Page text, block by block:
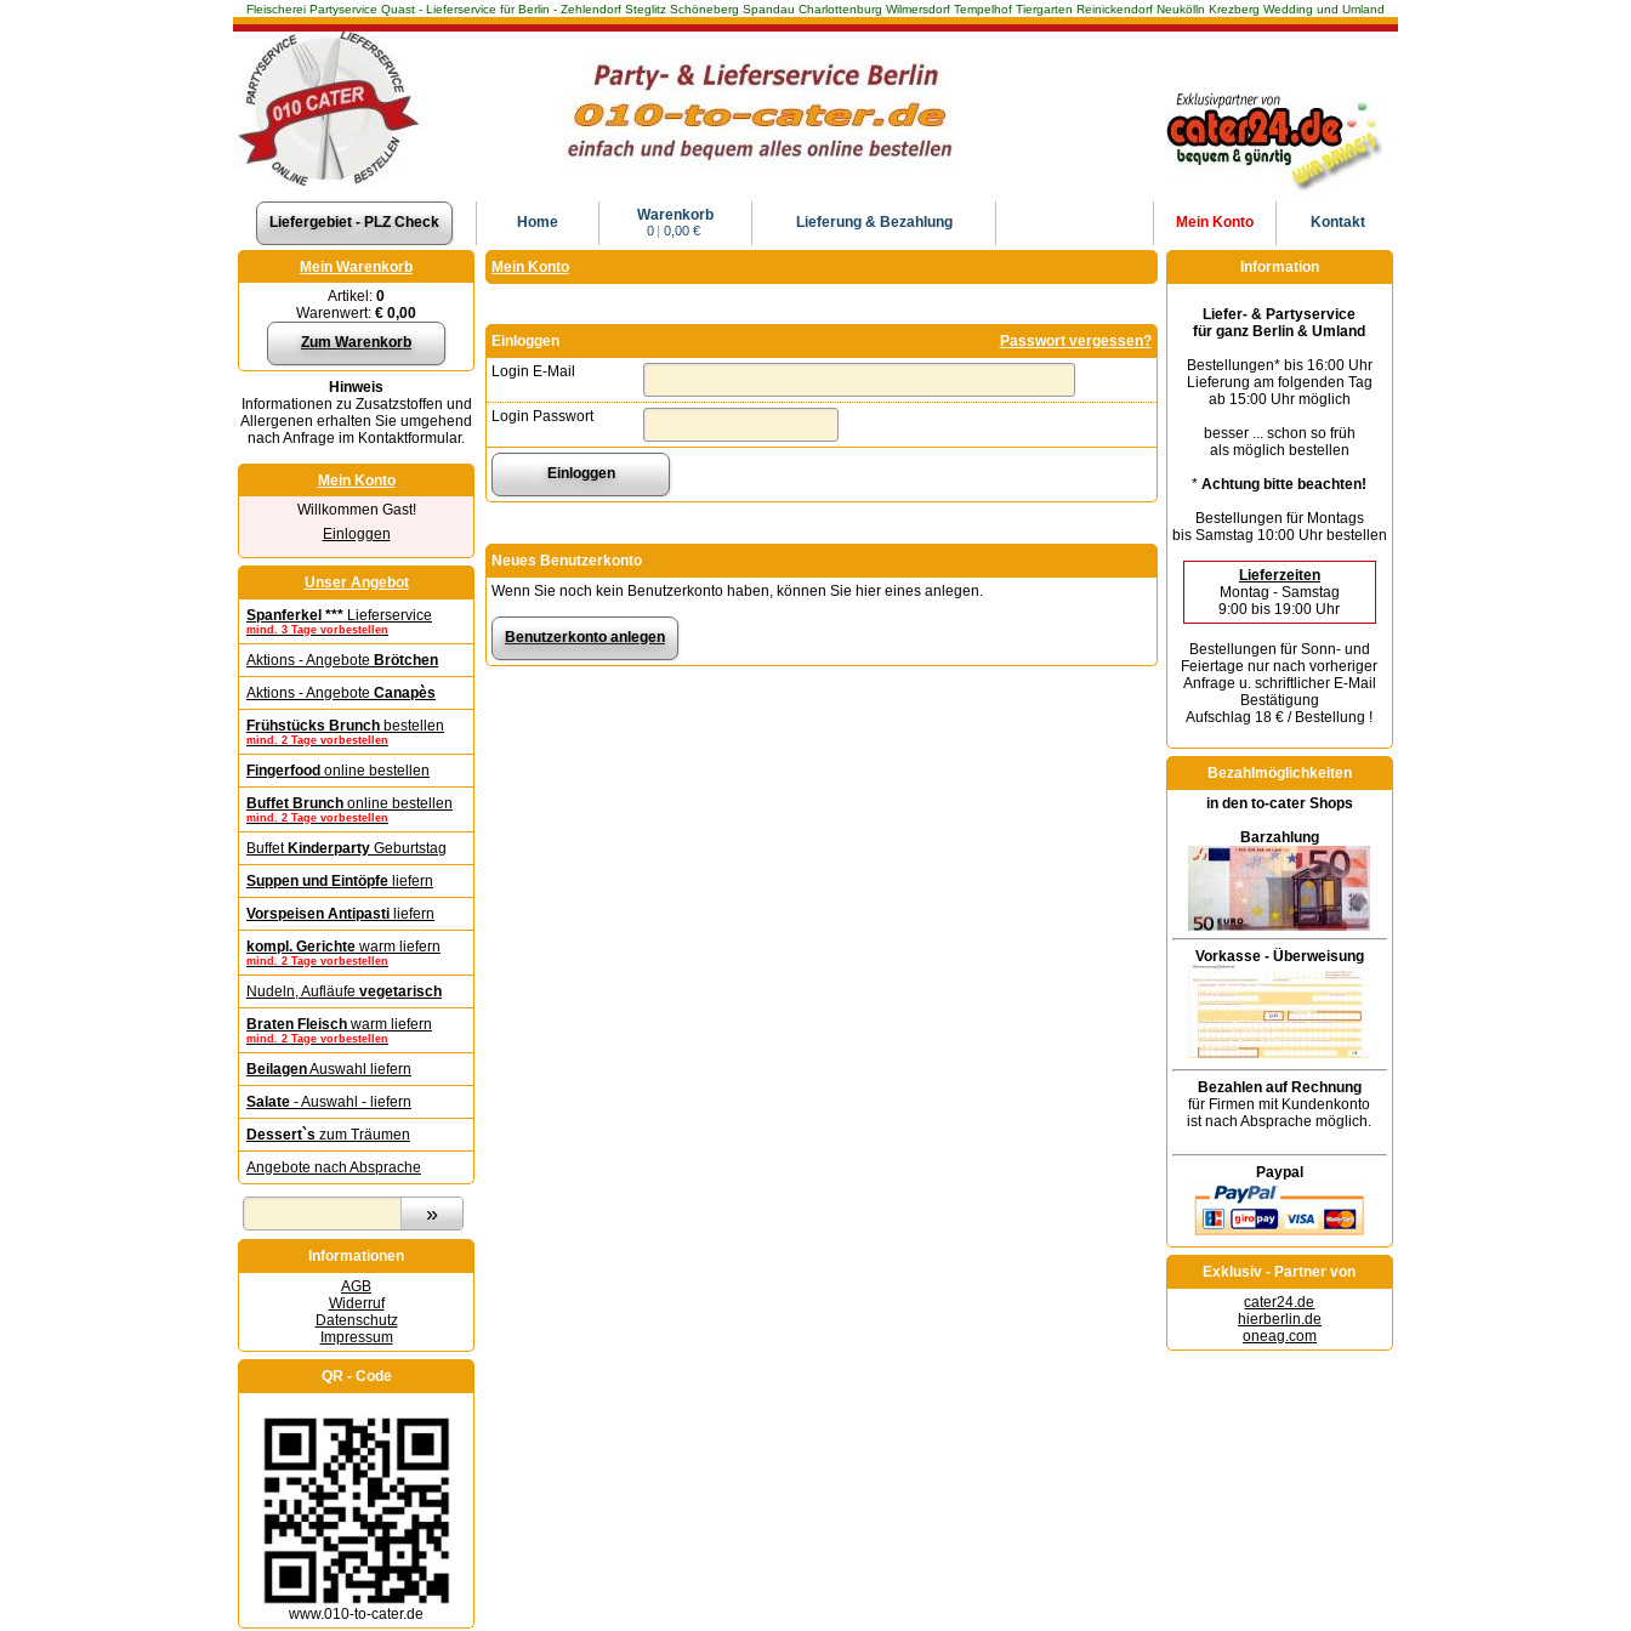
Fleischerei Partyservice Quast - Lieferservice für Berlin - Zehlendorf Steglitz Schöneberg Spandau Charlottenburg Wilmersdorf Tempelhof Tiergarten Reinickendorf Neukölln Krezberg Wedding und Umland
Liefergebiet - PLZ Check Home Warenkorb
0 | 0,00 € Lieferung & Bezahlung Kontakt
Mein Konto
Mein Warenkorb
Artikel: 0
Warenwert: € 0,00
Zum Warenkorb
Hinweis
Informationen zu Zusatzstoffen und
Allergenen erhalten Sie umgehend
nach Anfrage im Kontaktformular.
Mein Konto
Willkommen Gast!
Einloggen
Unser Angebot
Spanferkel *** Lieferservice
mind. 3 Tage vorbestellen
Aktions - Angebote Brötchen
Aktions - Angebote Canapès
Frühstücks Brunch bestellen
mind. 2 Tage vorbestellen
Fingerfood online bestellen
Buffet Brunch online bestellen
mind. 2 Tage vorbestellen
Buffet Kinderparty Geburtstag
Suppen und Eintöpfe liefern
Vorspeisen Antipasti liefern
kompl. Gerichte warm liefern
mind. 2 Tage vorbestellen
Nudeln, Aufläufe vegetarisch
Braten Fleisch warm liefern
mind. 2 Tage vorbestellen
BeilagenAuswahl liefern
Salate - Auswahl - liefern
Dessert`s zum Träumen
Angebote nach Absprache
Informationen
AGB
Widerruf
Datenschutz
Impressum
QR - Code
www.010-to-cater.de
Mein Konto
Einloggen
Passwort vergessen?
Login E-Mail
Login Passwort
Neues Benutzerkonto
Wenn Sie noch kein Benutzerkonto haben, können Sie hier eines anlegen.
Benutzerkonto anlegen
Information
Liefer- & Partyservice
für ganz Berlin & Umland
Bestellungen* bis 16:00 Uhr
Lieferung am folgenden Tag
ab 15:00 Uhr möglich
besser ... schon so früh
als möglich bestellen
*Achtung bitte beachten!
Bestellungen für Montags
bis Samstag 10:00 Uhr bestellen
Lieferzeiten
Montag - Samstag
9:00 bis 19:00 Uhr
Bestellungen für Sonn- und
Feiertagenur nach vorheriger
Anfrage u. schriftlicher E-Mail
Bestätigung
Aufschlag 18 € / Bestellung !
Bezahlmöglichkeiten
in den to-cater Shops
Barzahlung
Vorkasse - Überweisung
Bezahlen auf Rechnung
für Firmen mit Kundenkonto
ist nach Absprache möglich.
Paypal
Exklusiv - Partner von
cater24.de
hierberlin.de
oneag.com